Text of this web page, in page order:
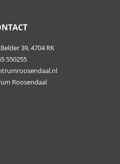
39, 4704 RK
550255
Roosendaal